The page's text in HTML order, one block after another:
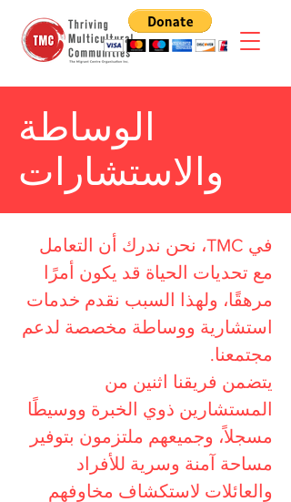
الوساطة
والاستشارات
في TMC، نحن ندرك أن التعامل
مع تحديات الحياة قد يكون أمرًا
مرهقًا، ولهذا السبب نقدم خدمات
استشارية ووساطة مخصصة لدعم
مجتمعنا.
يتضمن فريقنا اثنين من
المستشارين ذوي الخبرة ووسيطًا
مسجلاً، وجميعهم ملتزمون بتوفير
مساحة آمنة وسرية للأفراد
والعائلات لاستكشاف مخاوفهم